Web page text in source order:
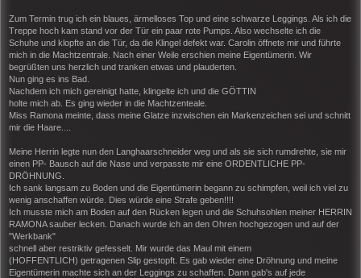
Zum Termin trug ich ein blaues, ärmelloses Top und eine schwarze Leggings. Als ich die
Treppe hoch kam stand vor der Tür ein paar rote Pumps. Also wechselte ich die
Schuhe und klopfte an die Tür, da die Klingel defekt war. Carolin öffnete mir und führte
mich in die Machtzentrale. Nach einer Weile erschien meine Eigentümerin. Wir
begrüßten uns herzlich und tranken etwas und plauderten.
Nun ging es ins Bad.
Nachdem ich mich gereinigt hatte, klingelte ich und die GÖTTIN
holte mich ab. Es ging wieder in die Machtzenteale.
Miss Ramona meinte, dass meine Glatze inzwischen ein Markenzeichen sei und schnitt
mir die Haare....
Meine Herrin legte nun den Langhaarschneider weg und als sie sich rumdrehte, sie mir
einen PP- Bausch auf die Nase und verpasste mir eine ORDENTLICHE PP-
DRÖHNUNG.
Ich sank langsam zu Boden und die Eigentümerin begann zu schimpfen, weil ich viel zu
wenig anschaffen würde. Dies würde eine Strafe geben!!!!
Ich musste mich am Boden auf den Rücken legen und die Schuhsohlen meiner HERRIN
RAMONA sauber lecken. Danach wurde ich an den Ohren hochgezogen und auf der
"Werkbank"
schnell aber restriktiv gefesselt. Mir wurde das Maul mit einem
(HOFFENTLICH) getragenen Slip gestopft. Es gab wieder eine Dröhnung und meine
Eigentümerin machte sich an der Leggings zu schaffen. Dann gab's auf jede